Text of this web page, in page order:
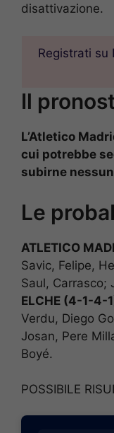
disattivazione.
Registrati su
Il
L’Atletico
cui potrebbe
subirne
Le
ATLETICO
Savic, Felipe,
Saul, Carrasco;
ELCHE (4-1-4-
Verdu, Diego
Josan, Pere
Boyé.
POSSIBILE